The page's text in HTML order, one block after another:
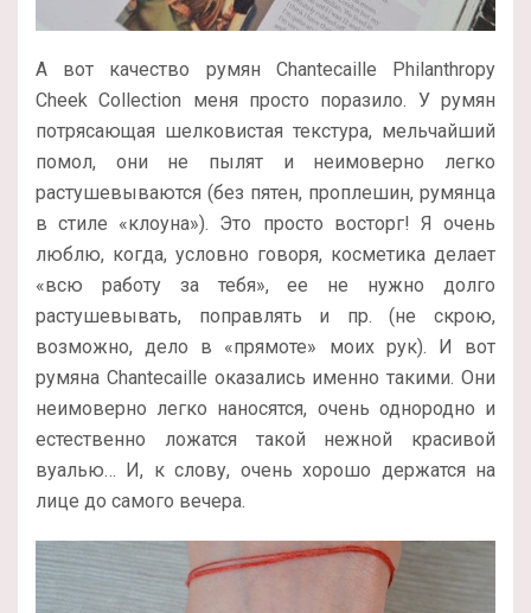
А вот качество румян Chantecaille Philanthropy
Cheek Collection меня просто поразило. У румян
потрясающая шелковистая текстура, мельчайший
помол, они не пылят и неимоверно легко
растушевываются (без пятен, проплешин, румянца
в стиле «клоуна»). Это просто восторг! Я очень
люблю, когда, условно говоря, косметика делает
«всю работу за тебя», ее не нужно долго
растушевывать, поправлять и пр. (не скрою,
возможно, дело в «прямоте» моих рук). И вот
румяна Chantecaille оказались именно такими. Они
неимоверно легко наносятся, очень однородно и
естественно ложатся такой нежной красивой
вуалью… И, к слову, очень хорошо держатся на
лице до самого вечера.